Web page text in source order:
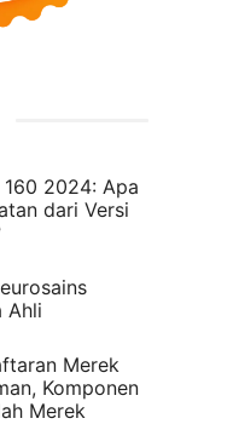
2024: Apa
dari Versi
Ahli
Merek
Komponen
Merek